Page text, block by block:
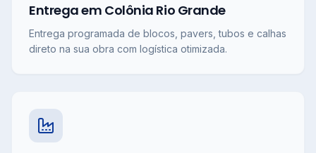
Entrega em Colônia Rio Grande
Entrega programada de blocos, pavers, tubos e calhas
direto na sua obra com logística otimizada.